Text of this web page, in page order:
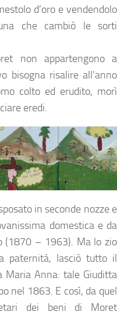
d’oro e vendendolo
che cambiò le sorti
non appartengono a
bisogna risalire all’anno
colto ed erudito, morì
eredi.
in seconde nozze e
domestica e da
(1870 – 1963). Ma lo zio
paternità, lasciò tutto il
Maria Anna: tale Giuditta
nel 1863. E così, da quel
dei beni di Moret